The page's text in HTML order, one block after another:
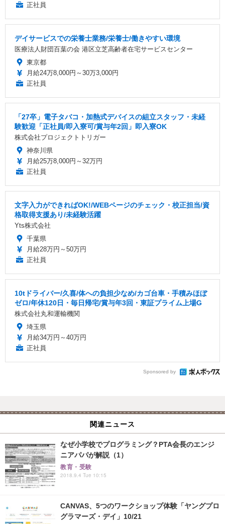
正社員
デイサービスでの栄養士業務/栄養士/働きやすい環境
医療法人財団百葉の会 港区立芝高齢者在宅サービスセンター
東京都
月給24万8,000円～30万3,000円
正社員
「27卒」電子タバコ・加熱式デバイスの組立スタッフ・未経
験歓迎「正社員/即入寮可/賞与年2回」即入寮OK
株式会社プロジェクトトリガー
神奈川県
月給25万8,000円～32万円
正社員
文字入力ができればOK!/WEBページのチェック・校正担当/資
格取得支援あり/未経験活躍
Yts株式会社
千葉県
月給28万円～50万円
正社員
10tドライバー/久喜/体への負担少なめ/カゴ台車・手積みほぼ
ゼロ/年休120日・毎日帰宅/賞与年3回・東証プライム上場G
株式会社丸和運輸機関
埼玉県
月給34万円～40万円
正社員
Sponsored by
関連ニュース
なぜ小学校でプログラミング？PTA会長のエンジ
ニアパパが解説（1）
教育・受験
2018.9.4 Tue 10:15
CANVAS、5つのワークショップ体験「ヤングプロ
グラマーズ・デイ」10/21